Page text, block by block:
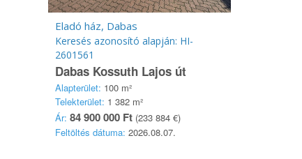
Eladó ház, Dabas
Keresés azonosító alapján: HI-
2601561
Dabas Kossuth Lajos út
Alapterület: 100 m²
Telekterület: 1 382 m²
Ár: 84 900 000 Ft(233 884 €)
Feltöltés dátuma: 2026.08.07.